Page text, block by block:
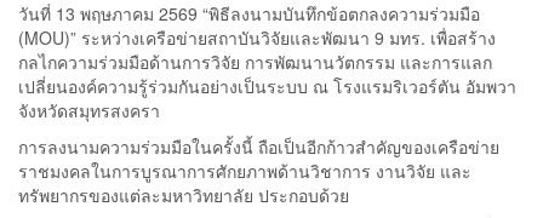
วันที่ 13 พฤษภาคม 2569 “พิธีลงนามบันทึกข้อตกลงความร่วมมือ
(MOU)” ระหว่างเครือข่ายสถาบันวิจัยและพัฒนา 9 มทร. เพื่อสร้าง
กลไกความร่วมมือด้านการวิจัย การพัฒนานวัตกรรม และการแลก
เปลี่ยนองค์ความรู้ร่วมกันอย่างเป็นระบบ ณ โรงแรมริเวอร์ตัน อัมพวา
จังหวัดสมุทรสงครา
การลงนามความร่วมมือในครั้งนี้ ถือเป็นอีกก้าวสำคัญของเครือข่าย
ราชมงคลในการบูรณาการศักยภาพด้านวิชาการ งานวิจัย และ
ทรัพยากรของแต่ละมหาวิทยาลัย ประกอบด้วย